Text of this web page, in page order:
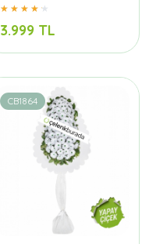
3.999 TL
CB1864